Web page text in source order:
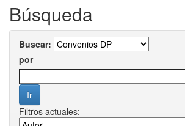
Búsqueda
Buscar:
por
Filtros actuales: